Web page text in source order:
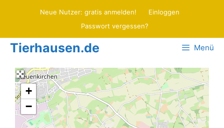
Neue Nutzer: gratis anmelden!
Einloggen
Passwort vergessen?
Tierhausen.de Menü
+
−